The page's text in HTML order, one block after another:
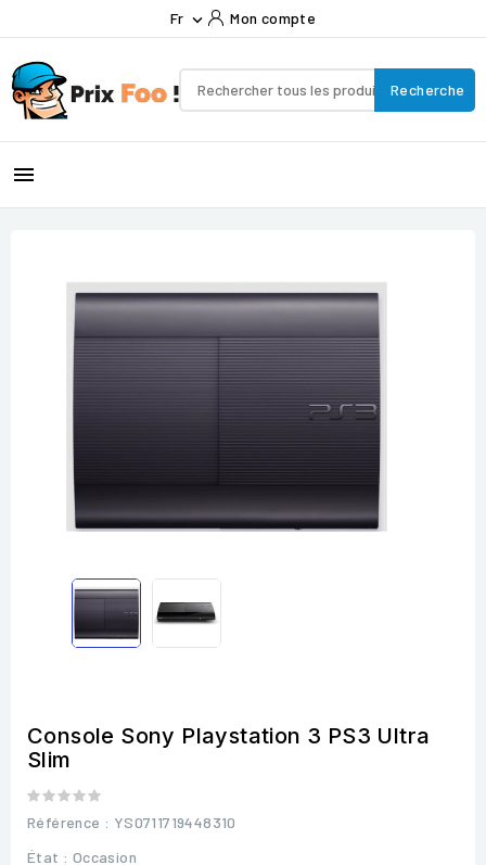
Fr  Mon compte
Recherche

Console Sony Playstation 3 PS3 Ultra
Slim
Référence : YS0711719448310
État : Occasion